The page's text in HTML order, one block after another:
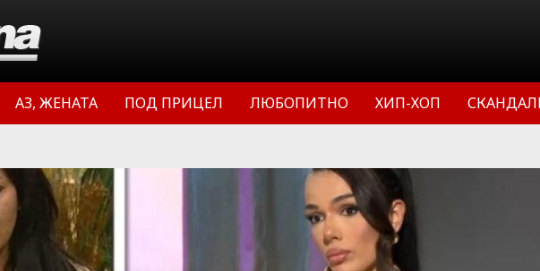
АЗ, ЖЕНАТА ПОД ПРИЦЕЛ ЛЮБОПИТНО ХИП-ХОП